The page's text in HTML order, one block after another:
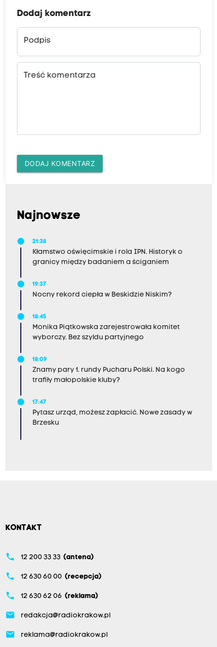
Dodaj komentarz
Podpis
Treść komentarza
DODAJ KOMENTARZ
Najnowsze
21:38
Kłamstwo oświęcimskie i rola IPN. Historyk o
granicy między badaniem a ściganiem
19:37
Nocny rekord ciepła w Beskidzie Niskim?
18:45
Monika Piątkowska zarejestrowała komitet
wyborczy. Bez szyldu partyjnego
18:09
Znamy pary 1. rundy Pucharu Polski. Na kogo
trafiły małopolskie kluby?
17:47
Pytasz urząd, możesz zapłacić. Nowe zasady w
Brzesku
KONTAKT
phone 12 200 33 33 (antena)
phone 12 630 60 00 (recepcja)
phone 12 630 62 06 (reklama)
email redakcja@radiokrakow.pl
email reklama@radiokrakow.pl